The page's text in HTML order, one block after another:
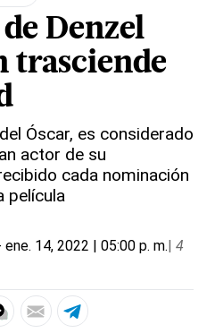
Denzel
trasciende
Óscar, es considerado
actor de su
cada nominación
película
ene. 14, 2022 | 05:00 p. m.| 4